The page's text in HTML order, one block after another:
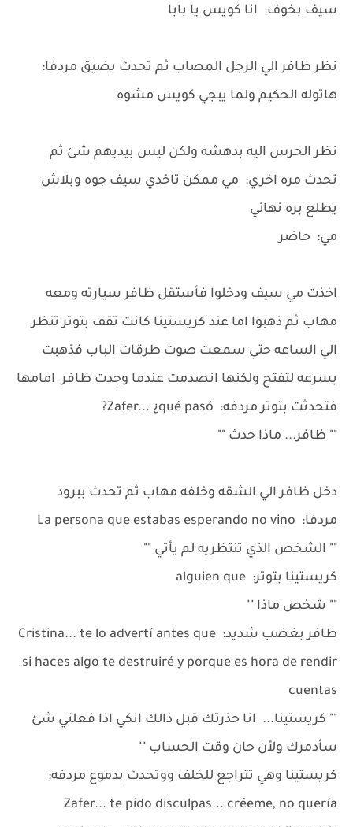
سيف بخوف: انا كويس يا بابا
نظر ظافر الي الرجل المصاب ثم تحدث بضيق مردفا:
هاتوله الحكيم ولما يبجي كويس مشوه
نظر الحرس اليه بدهشه ولكن ليس بيديهم شئ ثم
تحدث مره اخري: مي ممكن تاخدي سيف جوه وبلاش
يطلع بره نهائي
مي: حاضر
اخذت مي سيف ودخلوا فأستقل ظافر سيارته ومعه
مهاب ثم ذهبوا اما عند كريستينا كانت تقف بتوتر تنظر
الي الساعه حتي سمعت صوت طرقات الباب فذهبت
بسرعه لتفتح ولكنها انصدمت عندما وجدت ظافر امامها
فتحدثت بتوتر مردفه: Zafer... ¿qué pasó?
"" ظافر... ماذا حدث ""
دخل ظافر الي الشقه وخلفه مهاب ثم تحدث ببرود
مردفا: La persona que estabas esperando no vino
"" الشخص الذي تنتظريه لم يأتي ""
كريستينا بتوتر: alguien que
"" شخص ماذا ""
ظافر بغضب شديد: Cristina... te lo advertí antes que
si haces algo te destruiré y porque es hora de rendir
cuentas
"" كريستينا... انا حذرتك قبل ذالك انكي اذا فعلتي شئ
سأدمرك ولأن حان وقت الحساب ""
كريستينا وهي تتراجع للخلف ووتحدث بدموع مردفه:
Zafer... te pido disculpas... créeme, no quería